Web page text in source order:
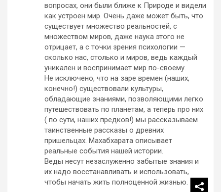
вопросах, они были ближе к Природе и видели
как устроен мир. Очень даже может быть, что
существует множество реальностей, с
множеством миров, даже наука этого не
отрицает, а с точки зрения психологии —
сколько нас, столько и миров, ведь каждый
уникален и воспринимает мир по-своему.
Не исключено, что на заре времен (наших,
конечно!) существовали культуры,
обладающие знаниями, позволяющими легко
путешествовать по планетам, а теперь про них
( по сути, наших предков!) мы рассказываем
таинственные рассказы о древних
пришельцах. Махабхарата описывает
реальные события нашей истории.
Веды несут незаслуженно забытые знания и
их надо восстанавливать и использовать,
чтобы начать жить полноценной жизнью.